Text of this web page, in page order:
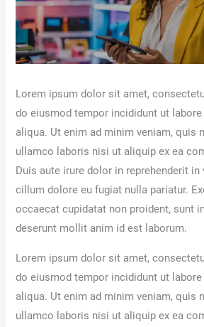
Lorem ipsum dolor sit amet,
do eiusmod tempor incididunt ut
aliqua. Ut enim ad minim veniam, quis
ullamco laboris nisi ut aliquip ex ea
Duis aute irure dolor in reprehenderit
cillum dolore eu fugiat nulla pariatur.
occaecat cupidatat non proident, sunt
deserunt mollit anim id est laborum.
Lorem ipsum dolor sit amet,
do eiusmod tempor incididunt ut
aliqua. Ut enim ad minim veniam, quis
ullamco laboris nisi ut aliquip ex ea